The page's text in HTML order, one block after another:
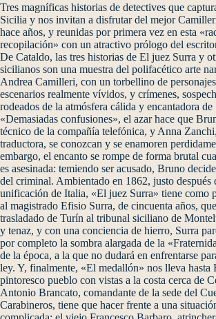
Tres magníficas historias de detectives que
Sicilia y nos invitan a disfrutar del mejor
hace años, y reunidas por primera vez en esta
recopilación» con un atractivo prólogo del
De Cataldo, las tres historias de El juez Surra y
sicilianos son una muestra del polifacético arte
Andrea Camilleri, con un torbellino de
escenarios realmente vívidos, y crímenes,
rodeados de la atmósfera cálida y encantadora
«Demasiadas confusiones», el azar hace que
técnico de la compañía telefónica, y Anna
traductora, se conozcan y se enamoren
embargo, el encanto se rompe de forma brutal
es asesinada: temiendo ser acusado, Bruno
del criminal. Ambientado en 1862, justo después
unificación de Italia, «El juez Surra» tiene como
al magistrado Efisio Surra, de cincuenta años,
trasladado de Turín al tribunal siciliano de
y tenaz, y con una conciencia de hierro, Surra
por completo la sombra alargada de la
de la época, a la que no dudará en enfrentarse
ley. Y, finalmente, «El medallón» nos lleva hasta
pintoresco pueblo con vistas a la costa cerca de
Antonio Brancato, comandante de la sede del
Carabineros, tiene que hacer frente a una